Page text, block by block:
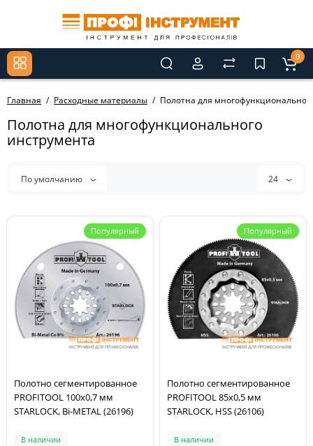
0
Главная Расходные материалы Полотна для
Полотна для многофункционального
инструмента
По умолчанию 24
Популярный
Полотно сегментированное
PROFITOOL 100x0,7 мм
STARLOCK, Bi-METAL (26196)
В наличии
Популярный
Полотно сегментированное
PROFITOOL 85x0,5 мм
STARLOCK, HSS (26106)
В наличии